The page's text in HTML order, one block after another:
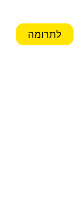
לתרומה